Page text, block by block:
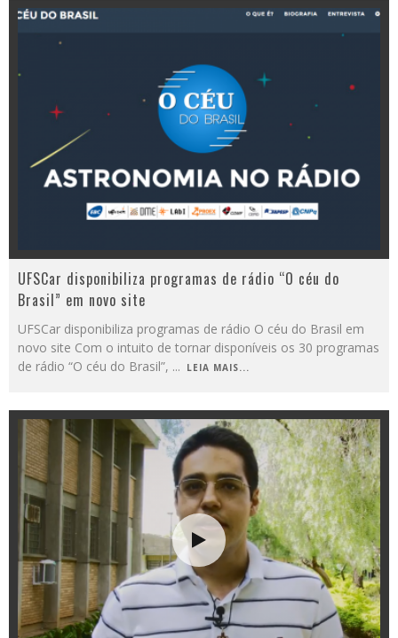
UFSCar disponibiliza programas de rádio “O céu do
Brasil” em novo site
UFSCar disponibiliza programas de rádio O céu do Brasil em
novo site Com o intuito de tornar disponíveis os 30 programas
de rádio “O céu do Brasil”, ... LEIA MAIS...